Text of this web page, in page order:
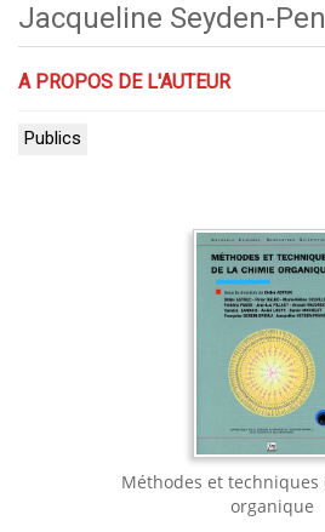
Jacqueline Seyden-
A PROPOS DE L'AUTEUR
Publics
Méthodes et techniques
organique